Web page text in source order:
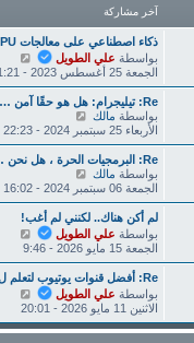
آخر مشاركة
ذكاء اصطناعي على معالجات APU
بواسطة علي الطويل
ا
ه
د
آ
خ
ر
م
ش
ا
الجمعة 25 أغسطس 2023 - 11:21
Re: تيليجرام: هل هو حقًا آمن …
بواسطة مالك
ه
د
خ
ر
ش
ا
ر
ة
الأربعاء 25 سبتمبر 2024 - 22:23
Re: البرمجيات الحرة ، هل نحن …
بواسطة مالك
ه
د
خ
ش
ا
ر
ك
الجمعة 06 سبتمبر 2024 - 16:02
لم أكن هناك.. لكنني لم أغب!
بواسطة علي الطويل
ه
د
م
الجمعة 15 مايو 2026 - 9:46
Re: أفضل قنوات يوتيوب لتعلم ل…
بواسطة علي الطويل
ه
د
الاثنين 11 مايو 2026 - 20:01